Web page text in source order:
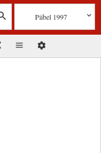
Piibel 1997